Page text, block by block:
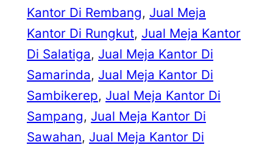
Kantor Di Rembang, Jual Meja
Kantor Di Rungkut, Jual Meja Kantor
Di Salatiga, Jual Meja Kantor Di
Samarinda, Jual Meja Kantor Di
Sambikerep, Jual Meja Kantor Di
Sampang, Jual Meja Kantor Di
Sawahan, Jual Meja Kantor Di